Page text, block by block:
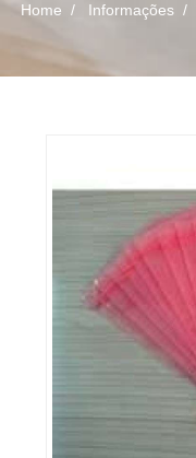
Home Informações